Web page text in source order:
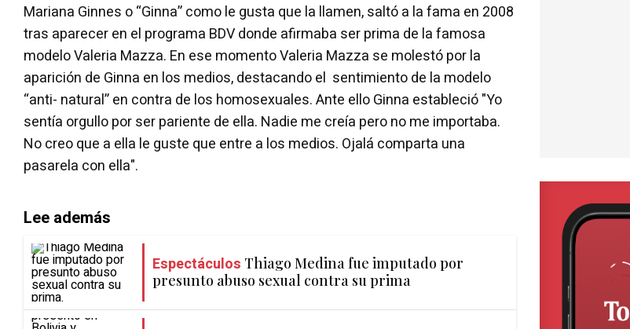
Mariana Ginnes o “Ginna” como le gusta que la llamen, saltó a la fama en 2008
tras aparecer en el programa BDV donde afirmaba ser prima de la famosa
modelo Valeria Mazza. En ese momento Valeria Mazza se molestó por la
aparición de Ginna en los medios, destacando el sentimiento de la modelo
“anti- natural” en contra de los homosexuales. Ante ello Ginna estableció "Yo
sentía orgullo por ser pariente de ella. Nadie me creía pero no me importaba.
No creo que a ella le guste que entre a los medios. Ojalá comparta una
pasarela con ella".
Lee además
Espectáculos Thiago Medina fue imputado por
presunto abuso sexual contra su prima